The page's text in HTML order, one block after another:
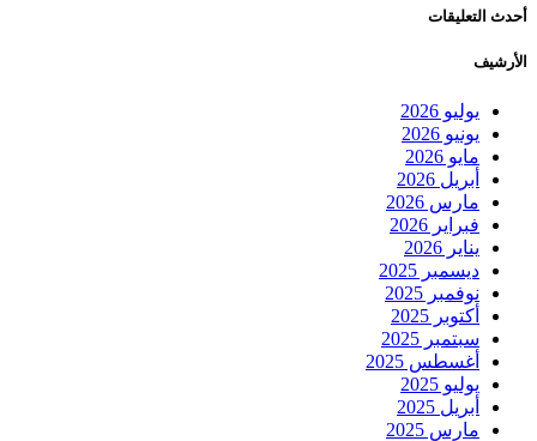
أحدث التعليقات
الأرشيف
يوليو 2026
يونيو 2026
مايو 2026
أبريل 2026
مارس 2026
فبراير 2026
يناير 2026
ديسمبر 2025
نوفمبر 2025
أكتوبر 2025
سبتمبر 2025
أغسطس 2025
يوليو 2025
أبريل 2025
مارس 2025